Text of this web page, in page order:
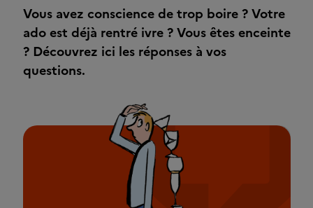
Vous avez conscience de trop boire ? Votre
ado est déjà rentré ivre ? Vous êtes enceinte
? Découvrez ici les réponses à vos
questions.